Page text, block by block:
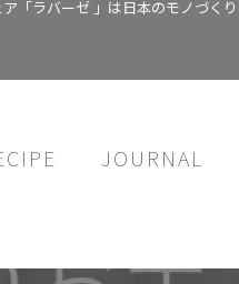
「ラバーゼ 」は日本のモノづく
JOURNAL